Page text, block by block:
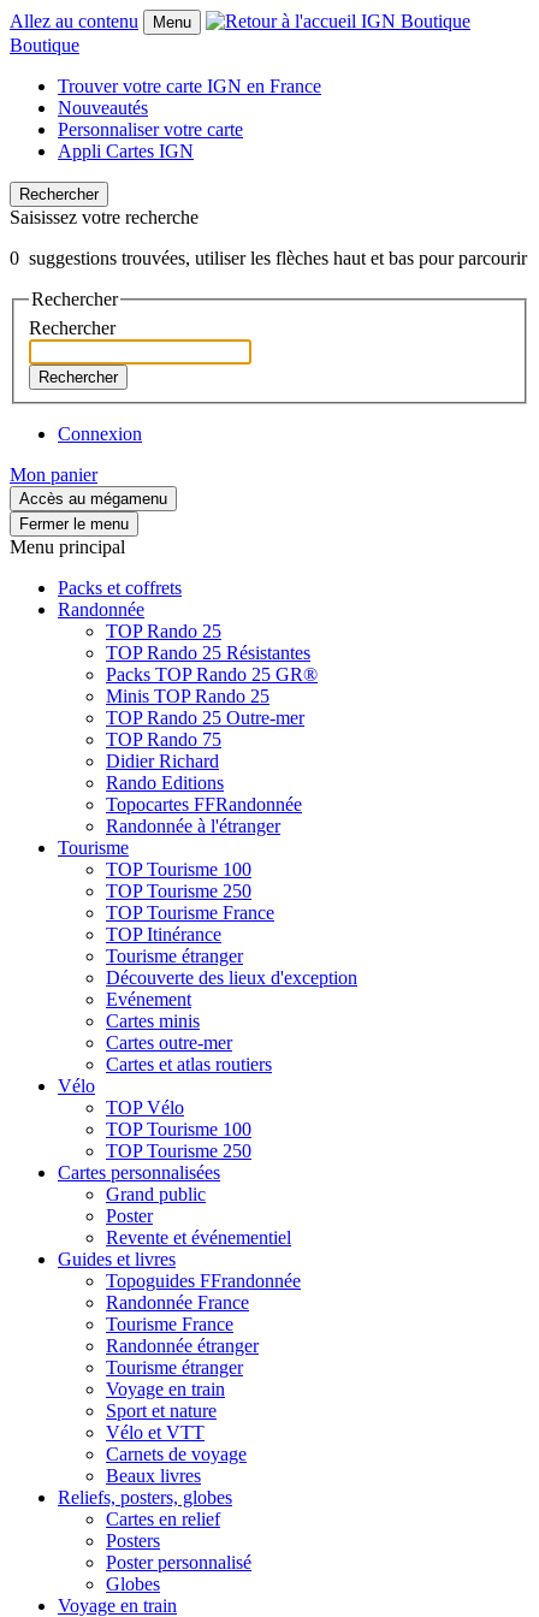
Allez au contenu Menu
Boutique
Trouver votre carte IGN en France
Nouveautés
Personnaliser votre carte
Appli Cartes IGN
Rechercher
Saisissez votre recherche
0 suggestions trouvées, utiliser les flèches haut et bas pour parcourir
Rechercher
Rechercher
Rechercher
Connexion
Mon panier
Accès au mégamenu
Fermer le menu
Menu principal
Packs et coffrets
Randonnée
TOP Rando 25
TOP Rando 25 Résistantes
Packs TOP Rando 25 GR®
Minis TOP Rando 25
TOP Rando 25 Outre-mer
TOP Rando 75
Didier Richard
Rando Editions
Topocartes FFRandonnée
Randonnée à l'étranger
Tourisme
TOP Tourisme 100
TOP Tourisme 250
TOP Tourisme France
TOP Itinérance
Tourisme étranger
Découverte des lieux d'exception
Evénement
Cartes minis
Cartes outre-mer
Cartes et atlas routiers
Vélo
TOP Vélo
TOP Tourisme 100
TOP Tourisme 250
Cartes personnalisées
Grand public
Poster
Revente et événementiel
Guides et livres
Topoguides FFrandonnée
Randonnée France
Tourisme France
Randonnée étranger
Tourisme étranger
Voyage en train
Sport et nature
Vélo et VTT
Carnets de voyage
Beaux livres
Reliefs, posters, globes
Cartes en relief
Posters
Poster personnalisé
Globes
Voyage en train